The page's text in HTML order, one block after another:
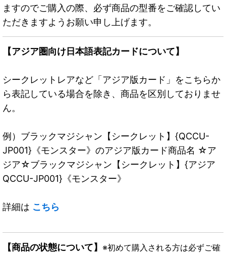
ますのでご購入の際、必ず商品の型番をご確認してい
ただきますようお願い申し上げます。
【アジア圏向け日本語表記カードについて】
シークレットレアなど「アジア版カード」をこちらか
ら表記している場合を除き、商品を区別しておりませ
ん。
例）ブラックマジシャン【シークレット】{QCCU-
JP001}《モンスター》のアジア版カード商品名 ☆ア
ジア☆ブラックマジシャン【シークレット】{アジア
QCCU-JP001}《モンスター》
詳細は こちら
【商品の状態について】 ※初めて購入される方は必ずご確